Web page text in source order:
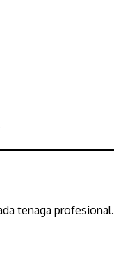
tenaga profesional.